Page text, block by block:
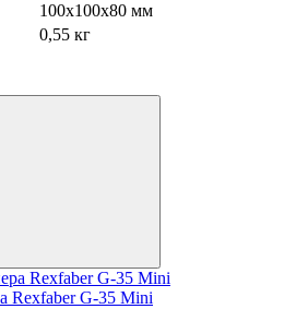
100х100х80 мм
0,55 кг
Rexfaber G-35 Mini